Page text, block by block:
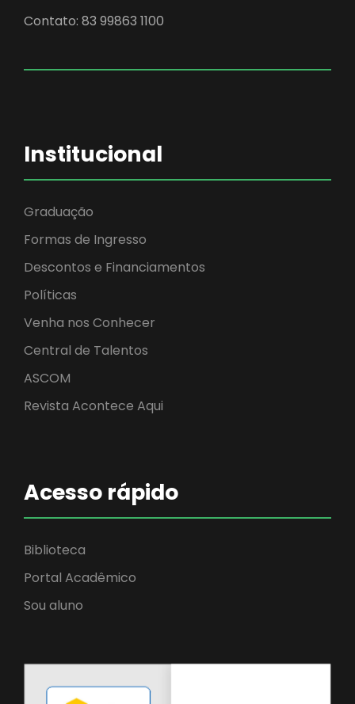
Contato: 83 99863 1100
Institucional
Graduação
Formas de Ingresso
Descontos e Financiamentos
Políticas
Venha nos Conhecer
Central de Talentos
ASCOM
Revista Acontece Aqui
Acesso rápido
Biblioteca
Portal Acadêmico
Sou aluno